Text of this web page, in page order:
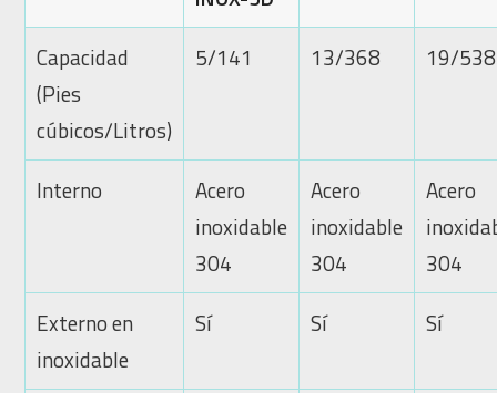
Capacidad
(Pies
cúbicos/Litros)
5/141 13/368 19/538
Interno
Acero
inoxidable
304
Acero
inoxidable
304
Acero
304
Externo en
inoxidable
Sí Sí Sí